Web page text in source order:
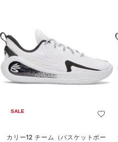
SALE
カリー12 チーム（バスケットボー